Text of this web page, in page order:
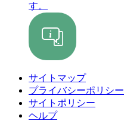
す。
サイトマップ
プライバシーポリシー
サイトポリシー
ヘルプ